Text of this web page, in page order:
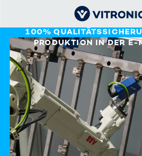
100%
PRODUKTION IN DER E-